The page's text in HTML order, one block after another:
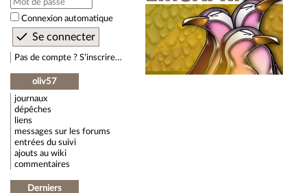
Connexion automatique
Pas de compte ? S’inscrire…
oliv57
journaux
dépêches
liens
messages sur les forums
entrées du suivi
ajouts au wiki
commentaires
Derniers